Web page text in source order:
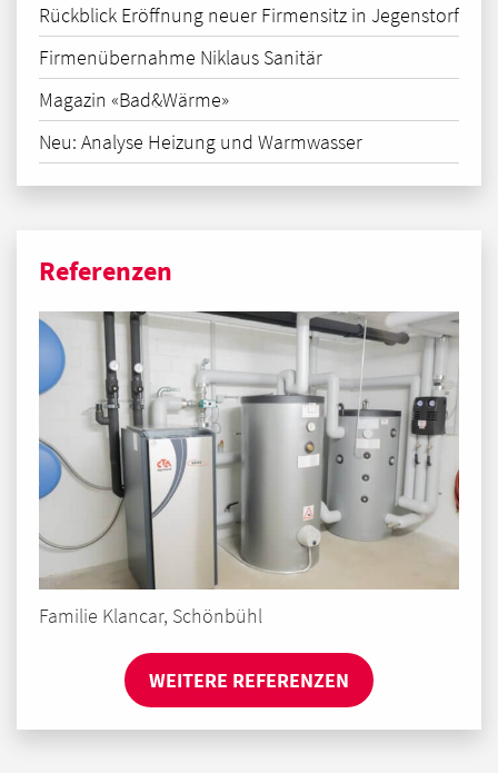
Rückblick Eröffnung neuer Firmensitz in Jegenstorf
Firmenübernahme Niklaus Sanitär
Magazin «Bad&Wärme»
Neu: Analyse Heizung und Warmwasser
Referenzen
Familie Klancar, Schönbühl
WEITERE REFERENZEN